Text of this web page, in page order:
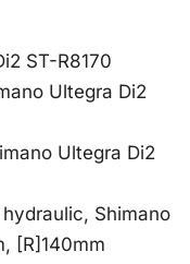
ST-R8170
Ultegra Di2
Ultegra Di2
Shimano
[R]140mm